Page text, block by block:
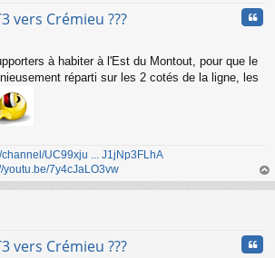
vers Crémieu ???
à habiter à l'Est du Montout, pour que le
réparti sur les 2 cotés de la ligne, les
UC99xju ... J1jNp3FLhA
youtu.be/7y4cJaLO3vw
au
vers Crémieu ???